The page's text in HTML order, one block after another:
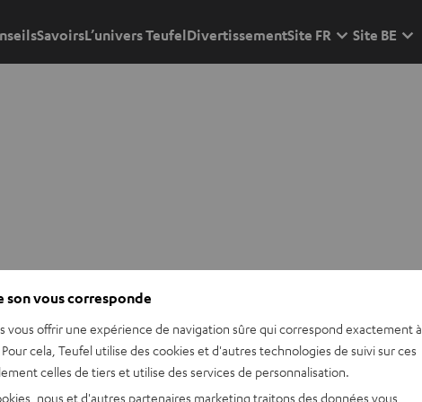
SavoirsL’univers TeufelDivertissementSite FR Site BE
son vous corresponde
vous offrir une expérience de navigation sûre qui correspond exactement à
cela, Teufel utilise des cookies et d'autres technologies de suivi sur ces
celles de tiers et utilise des services de personnalisation.
nous et d'autres partenaires marketing traitons des données vous